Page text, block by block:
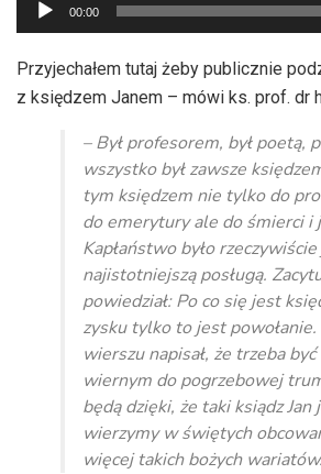
plików
dźwiękowych
00:00
Przyjechałem tutaj żeby publicznie
z księdzem Janem – mówi ks. prof. dr
– Był profesorem, był poetą,
wszystko był zawsze
tym księdzem nie tylko do
do emerytury ale do śmierci i
Kapłaństwo było
najistotniejszą posługą.
powiedział: Po co się jest
zysku tylko to jest
wierszu napisał, że trzeba
wiernym do pogrzebowej
będą dzięki, że taki ksiądz Jan
wierzymy w świętych
więcej takich bożych